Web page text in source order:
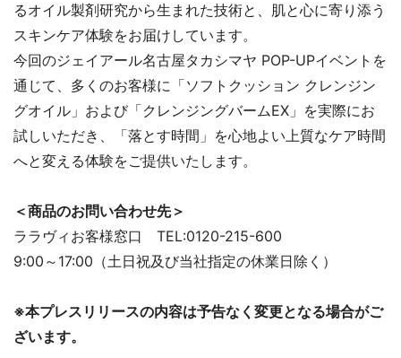
るオイル製剤研究から生まれた技術と、肌と心に寄り添う
スキンケア体験をお届けしています。
今回のジェイアール名古屋タカシマヤ POP-UPイベントを
通じて、多くのお客様に「ソフトクッション クレンジン
グオイル」および「クレンジングバームEX」を実際にお
試しいただき、「落とす時間」を心地よい上質なケア時間
へと変える体験をご提供いたします。
＜商品のお問い合わせ先＞
ララヴィお客様窓口 TEL:0120-215-600
9:00～17:00（土日祝及び当社指定の休業日除く）
※本プレスリリースの内容は予告なく変更となる場合がご
ざいます。